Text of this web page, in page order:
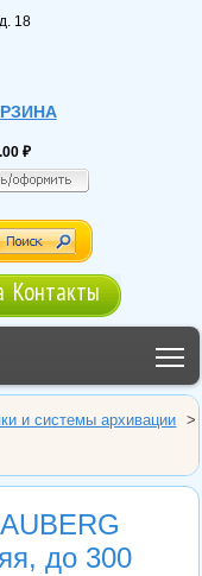
18
Контакты
и системы архивации
>
до 300